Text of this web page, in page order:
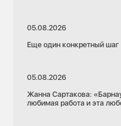
05.08.2026
Еще один конкретный шаг
05.08.2026
Жанна Сартакова:
любимая работа и эта